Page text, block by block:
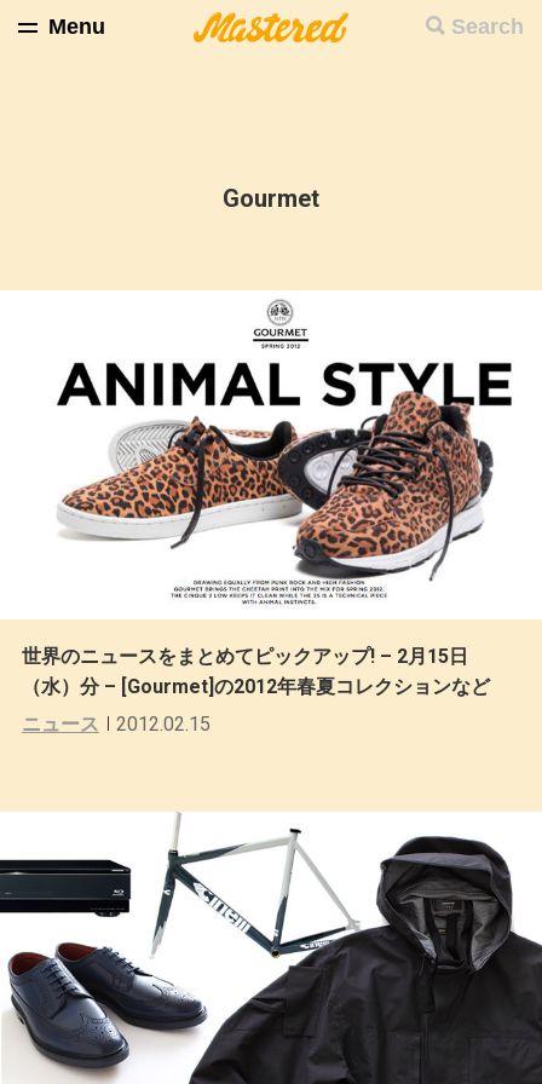
Search
Menu
Gourmet
世界のニュースをまとめてピックアップ! – 2月15日
（水）分 – [Gourmet]の2012年春夏コレクションなど
ニュース
2012.02.15